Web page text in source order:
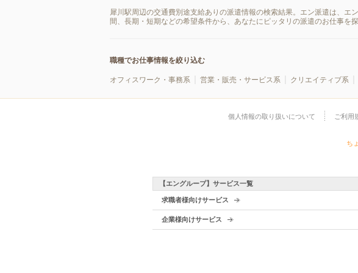
犀川駅周辺の交通費別途支給ありの派遣情報の検索結果。エン派遣は、
間、長期・短期などの希望条件から、あなたにピッタリの派遣のお仕事を探
職種でお仕事情報を絞り込む
オフィスワーク・事務系 営業・販売・サービス系 クリエイティブ系
個人情報の取り扱いについて ご利用
ち
【エングループ】サービス一覧
求職者様向けサービス
企業様向けサービス